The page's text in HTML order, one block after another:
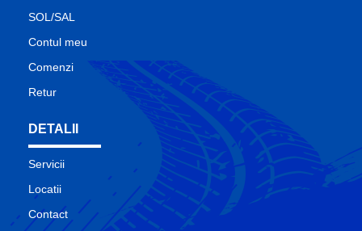
SOL/SAL
Contul meu
Comenzi
Retur
DETALII
Servicii
Locatii
Contact